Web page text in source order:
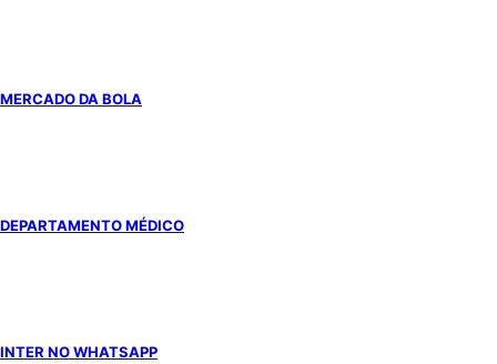
MERCADO DA BOLA
DEPARTAMENTO MÉDICO
INTER NO WHATSAPP